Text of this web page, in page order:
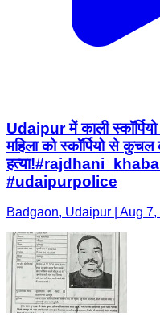
Udaipur में काली
महिला को स्कॉर्पियो से
#udaipurpolice
Badgaon, Udaipur | Aug 7,